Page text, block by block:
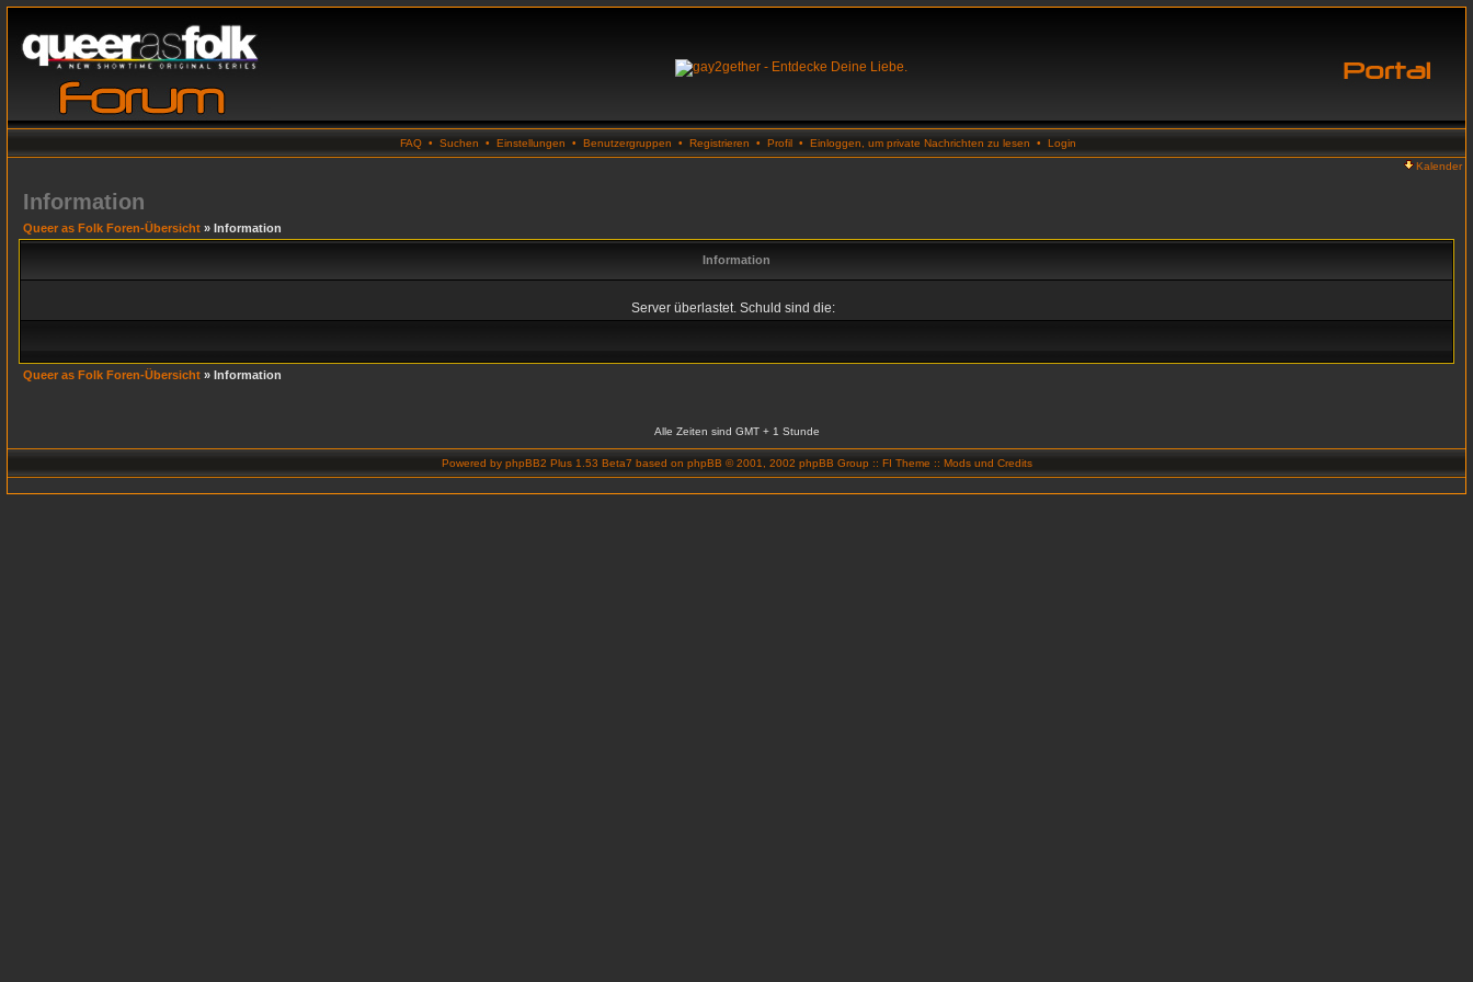
FAQ • Suchen • Einstellungen • Benutzergruppen • Registrieren • Profil • Einloggen, um private Nachrichten zu lesen • Login
Kalender
Information
Queer as Folk Foren-Übersicht » Information
Information
Server überlastet. Schuld sind die:
Queer as Folk Foren-Übersicht » Information
Alle Zeiten sind GMT + 1 Stunde
Powered by phpBB2 Plus 1.53 Beta7 based on phpBB © 2001, 2002 phpBB Group :: FI Theme :: Mods und Credits